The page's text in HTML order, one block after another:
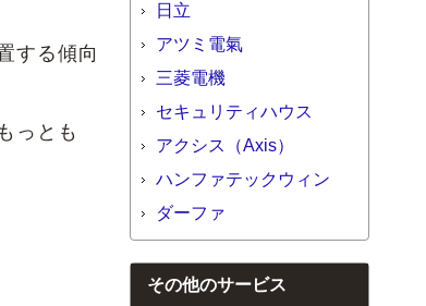
する傾向
っとも
日立
アツミ電氣
三菱電機
セキュリティハウス
アクシス（Axis）
ハンファテックウィン
ダーファ
その他のサービス